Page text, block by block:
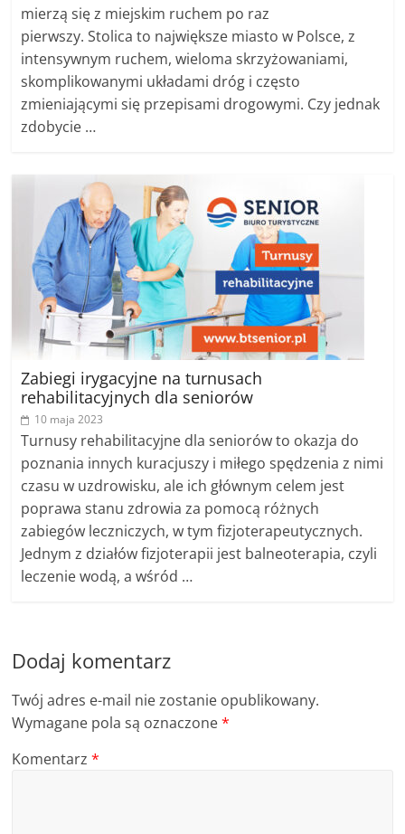
mierzą się z miejskim ruchem po raz
pierwszy. Stolica to największe miasto w Polsce, z
intensywnym ruchem, wieloma skrzyżowaniami,
skomplikowanymi układami dróg i często
zmieniającymi się przepisami drogowymi. Czy jednak
zdobycie …
Zabiegi irygacyjne na turnusach
rehabilitacyjnych dla seniorów
10 maja 2023
Turnusy rehabilitacyjne dla seniorów to okazja do
poznania innych kuracjuszy i miłego spędzenia z nimi
czasu w uzdrowisku, ale ich głównym celem jest
poprawa stanu zdrowia za pomocą różnych
zabiegów leczniczych, w tym fizjoterapeutycznych.
Jednym z działów fizjoterapii jest balneoterapia, czyli
leczenie wodą, a wśród …
Dodaj komentarz
Twój adres e-mail nie zostanie opublikowany.
Wymagane pola są oznaczone*
Komentarz*